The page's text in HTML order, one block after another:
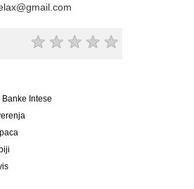
★ ★ ★ ★ ★
Intese